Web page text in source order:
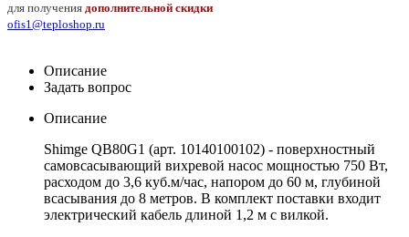
для получения дополнительной скидки
ofis1@teploshop.ru
Описание
Задать вопрос
Описание
Shimge QB80G1 (арт. 10140100102) - поверхностный
самовсасывающий вихревой насос мощностью 750 Вт,
расходом до 3,6 куб.м/час, напором до 60 м, глубиной
всасывания до 8 метров. В комплект поставки входит
электрический кабель длиной 1,2 м с вилкой.